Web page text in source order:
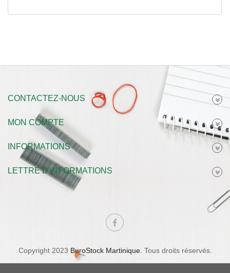
CONTACTEZ-NOUS
MON COMPTE
INFORMATIONS
LETTRE D'INFORMATIONS
Copyright 2023 BuroStock Martinique. Tous droits réservés.